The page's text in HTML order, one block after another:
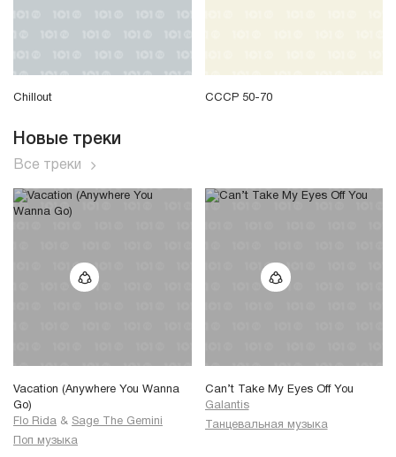
Chillout СССР 50-70
Новые треки
Все треки
Vacation (Anywhere You Wanna
Go)
Flo Rida & Sage The Gemini
Поп музыка
Can’t Take My Eyes Off You
Galantis
Танцевальная музыка